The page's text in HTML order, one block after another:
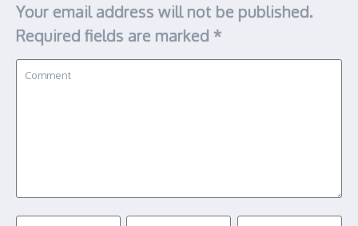
Your email address will not be published.
Required fields are marked *